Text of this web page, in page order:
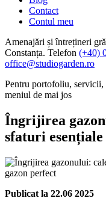
Contact
Contul meu
Amenajări și întrețineri
Constanța. Telefon (+40)
office@studiogarden.ro
Pentru portofoliu, servicii,
meniul de mai jos
Îngrijirea
sfaturi
Publicat la 22.06 2025